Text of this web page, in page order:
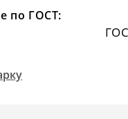
по ГОСТ: